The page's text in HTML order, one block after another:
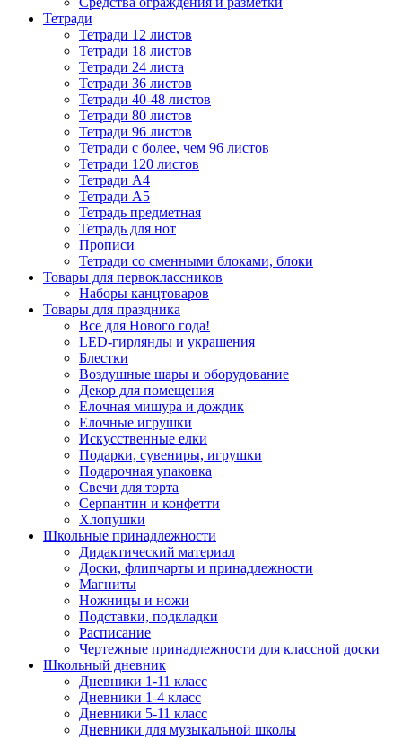
Тетради
Тетради 12 листов
Тетради 18 листов
Тетради 24 листа
Тетради 36 листов
Тетради 40-48 листов
Тетради 80 листов
Тетради 96 листов
Тетради с более, чем 96 листов
Тетради 120 листов
Тетради А4
Тетради А5
Тетрадь предметная
Тетрадь для нот
Прописи
Тетради со сменными блоками, блоки
Товары для первоклассников
Наборы канцтоваров
Товары для праздника
Все для Нового года!
LED-гирлянды и украшения
Блестки
Воздушные шары и оборудование
Декор для помещения
Елочная мишура и дождик
Елочные игрушки
Искусственные елки
Подарки, сувениры, игрушки
Подарочная упаковка
Свечи для торта
Серпантин и конфетти
Хлопушки
Школьные принадлежности
Дидактический материал
Доски, флипчарты и принадлежности
Магниты
Ножницы и ножи
Подставки, подкладки
Расписание
Чертежные принадлежности для классной доски
Школьный дневник
Дневники 1-11 класс
Дневники 1-4 класс
Дневники 5-11 класс
Дневники для музыкальной школы